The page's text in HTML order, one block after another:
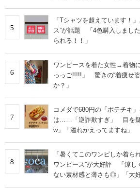
5
「Tシャツを超えています！
ス”が話題 「4色購入しまし
られる！！」
6
ワンピースを着た女性→着物
っっご!!!!!」 驚きの“着痩せ
か？」
7
コメダで680円の「ポテチキ
は……「逆詐欺すぎ」 目を疑
w」「溢れかえってますね」
8
「暑くてこのワンピしか着
ワンピース”が大好評 「涼し
ない素材感と薄さも◎」「大